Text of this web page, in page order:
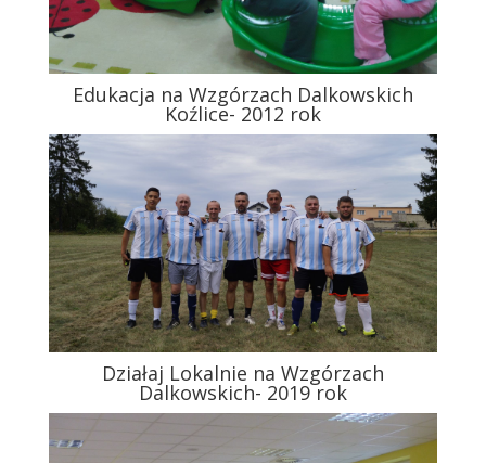
Edukacja na Wzgórzach Dalkowskich
Koźlice- 2012 rok
Działaj Lokalnie na Wzgórzach
Dalkowskich- 2019 rok